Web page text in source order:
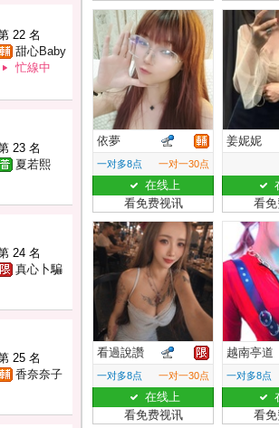
22 名
甜心Baby
忙線中
23 名
夏若熙
24 名
真心卜騙
25 名
香奈奈子
依夢
一对多8点 一对一30点
在线上
看免费视讯
姜妮妮
看
看過說讚
一对多8点 一对一30点
在线上
看免费视讯
越南亭道
一对多8点
看